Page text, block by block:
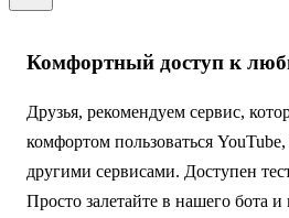
Комфортный доступ к
Друзья, рекомендуем сервис,
комфортом пользоваться
другими сервисами. Доступен
Просто залетайте в нашего бота и